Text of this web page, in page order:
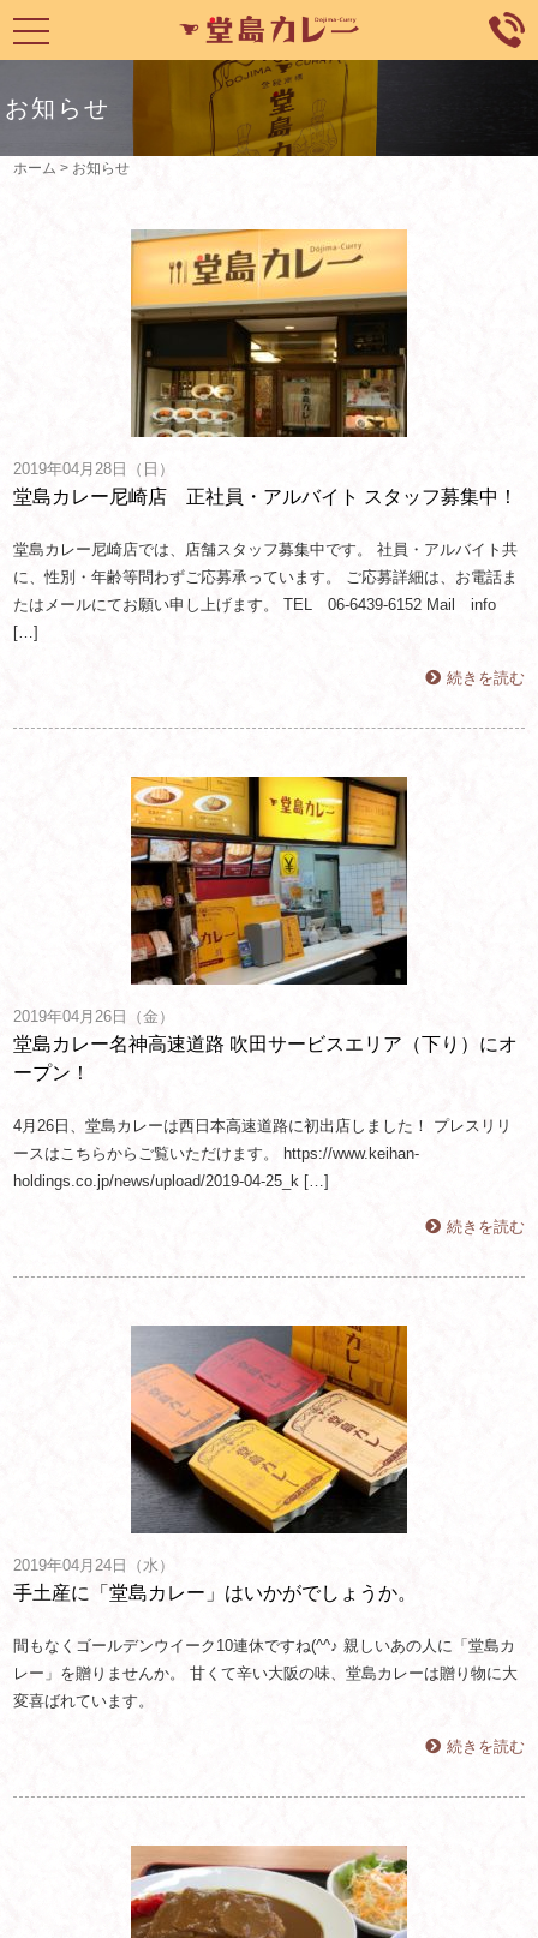
toggle
navigation
お知らせ
ホーム > お知らせ
2019年04月28日（日）
堂島カレー尼崎店 正社員・アルバイト スタッフ募集中！
堂島カレー尼崎店では、店舗スタッフ募集中です。 社員・アルバイト共
に、性別・年齢等問わずご応募承っています。 ご応募詳細は、お電話ま
たはメールにてお願い申し上げます。 TEL 06-6439-6152 Mail info
[…]
続きを読む
2019年04月26日（金）
堂島カレー名神高速道路 吹田サービスエリア（下り）にオ
ープン！
4月26日、堂島カレーは西日本高速道路に初出店しました！ プレスリリ
ースはこちらからご覧いただけます。 https://www.keihan-
holdings.co.jp/news/upload/2019-04-25_k […]
続きを読む
2019年04月24日（水）
手土産に「堂島カレー」はいかがでしょうか。
間もなくゴールデンウイーク10連休ですね(^^♪ 親しいあの人に「堂島カ
レー」を贈りませんか。 甘くて辛い大阪の味、堂島カレーは贈り物に大
変喜ばれています。
続きを読む